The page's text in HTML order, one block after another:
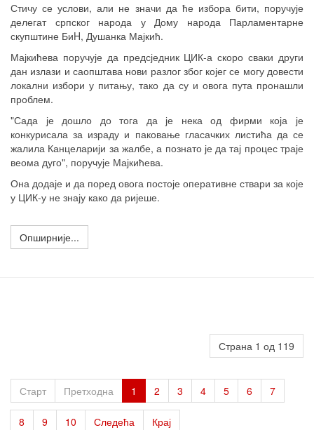
Стичу се услови, али не значи да ће избора бити, поручује
делегат српског народа у Дому народа Парламентарне
скупштине БиH, Душанка Мајкић.
Мајкићева поручује да предсједник ЦИК-а скоро сваки други
дан излази и саопштава нови разлог због којег се могу довести
локални избори у питању, тако да су и овога пута пронашли
проблем.
"Сада је дошло до тога да је нека од фирми која је
конкурисала за израду и паковање гласачких листића да се
жалила Канцеларији за жалбе, а познато је да тај процес траје
веома дуго", поручује Мајкићева.
Она додаје и да поред овога постоје оперативне ствари за које
у ЦИК-у не знају како да ријеше.
Опширније...
Страна 1 од 119
Старт Претходна 1 2 3 4 5 6 7
8 9 10 Следећа Крај